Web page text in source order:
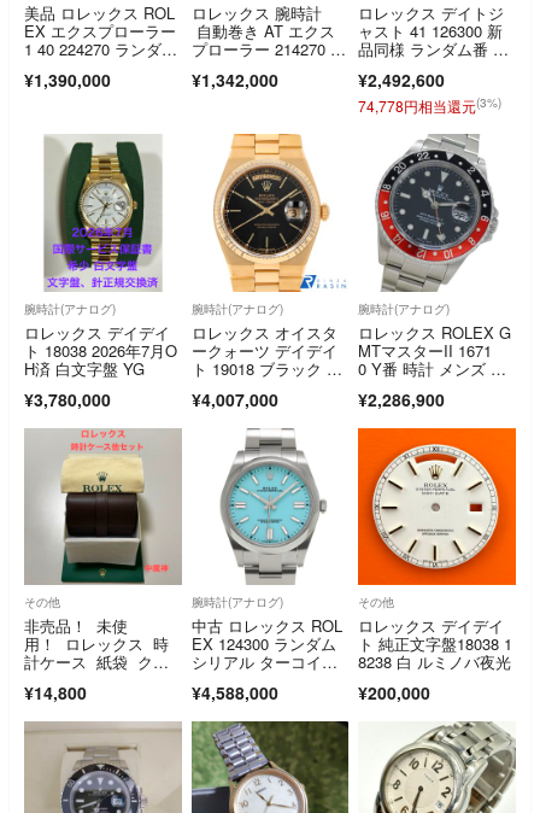
美品 ロレックス ROL
EX エクスプローラー
1 40 224270 ランダム
計 自動巻き
¥1,390,000
ロレックス 腕時計
自動巻き AT エクス
プローラー 214270 ブ
01 中古
¥1,342,000
ロレックス デイトジ
ャスト 41 126300 新
品同様 ランダム番 グ
スターブレス 自動巻
き メンズ 腕時計
¥2,492,600
74,778円相当還元(3%)
腕時計(アナログ)
ロレックス デイデイ
ト 18038 2026年7月O
H済 白文字盤 YG
¥3,780,000
腕時計(アナログ)
ロレックス オイスタ
ークォーツ デイデイ
ト 19018 ブラック バ
古 腕時計
¥4,007,000
腕時計(アナログ)
ロレックス ROLEX G
MTマスターII 1671
0 Y番 時計 メンズ ブ
き AT ステンレス S
S シルバー ブラッ
ク レッド 赤黒 磨き済
み 【中古】
¥2,286,900
その他
非売品！ 未使
用！ ロレックス 時
計ケース 紙袋 クリ
¥14,800
腕時計(アナログ)
中古 ロレックス ROL
EX 124300 ランダム
シリアル ターコイズ
¥4,588,000
その他
ロレックス デイデイ
ト 純正文字盤18038 1
8238 白 ルミノバ夜光
¥200,000